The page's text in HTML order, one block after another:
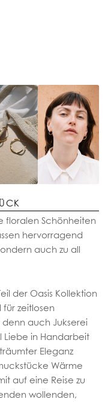
floralen Schönheiten
hervorragend
auch zu all
der Oasis Kollektion
für zeitlosen
denn auch Jukserei
Liebe in Handarbeit
Eleganz
Wärme
auf eine Reise zu
wollenden,